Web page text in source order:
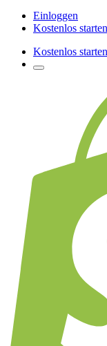
Einloggen
Kostenlos starten
Kostenlos starten